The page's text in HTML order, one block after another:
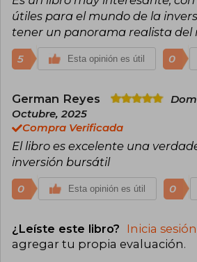
le proveyó con una
para la inversión y lo
que más ha influido en
padre. De hecho,
sus estudiantes que dos
útiles para el mundo de la
tener un panorama realista del
5 Esta opinión es útil 0
German Reyes
Octubre, 2025
Compra Verificada
El libro es excelente una
inversión bursátil
0 Esta opinión es útil 0
¿Leíste este libro? Inicia sesión
agregar tu propia evaluación.